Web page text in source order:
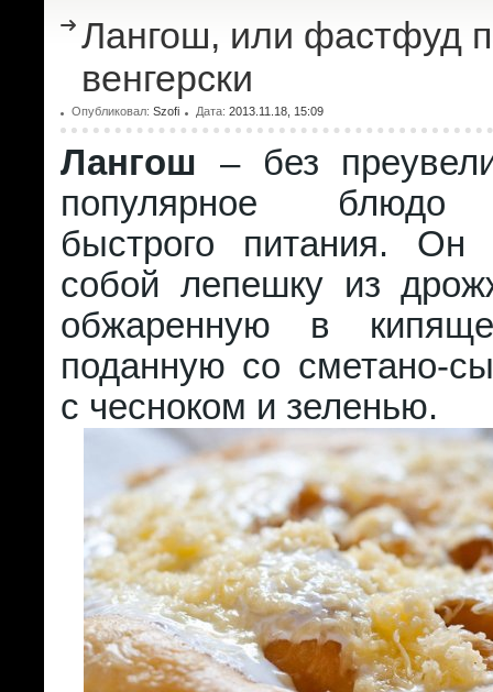
Лангош, или фастфуд
венгерски
Опубликовал: Szofi Дата: 2013.11.18, 15:09
Лангош – без
популярное блюдо
быстрого питания. Он
собой лепешку из
обжаренную в
поданную со сметано-
с чесноком и зеленью.